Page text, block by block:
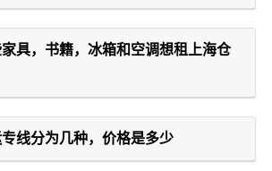
具，书籍，冰箱和空调想租上海仓
线分为几种，价格是多少